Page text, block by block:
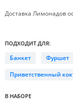
Доставка Лимонадов
ПОДХОДИТ ДЛЯ:
Банкет Фуршет
Приветственный
В НАБОРЕ